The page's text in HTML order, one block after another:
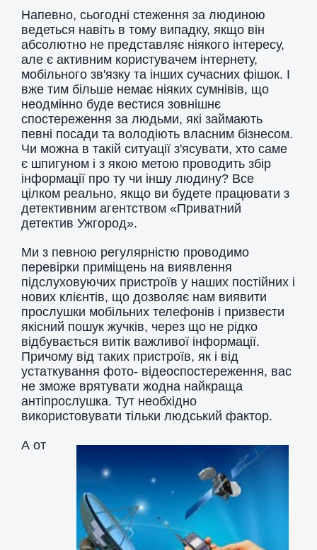
Напевно, сьогодні стеження за людиною
ведеться навіть в тому випадку, якщо він
абсолютно не представляє ніякого інтересу,
але є активним користувачем інтернету,
мобільного зв'язку та інших сучасних фішок. І
вже тим більше немає ніяких сумнівів, що
неодмінно буде вестися зовнішнє
спостереження за людьми, які займають
певні посади та володіють власним бізнесом.
Чи можна в такій ситуації з'ясувати, хто саме
є шпигуном і з якою метою проводить збір
інформації про ту чи іншу людину? Все
цілком реально, якщо ви будете працювати з
детективним агентством «Приватний
детектив Ужгород».
Ми з певною регулярністю проводимо
перевірки приміщень на виявлення
підслуховуючих пристроїв у наших постійних і
нових клієнтів, що дозволяє нам виявити
прослушки мобільних телефонів і призвести
якісний пошук жучків, через що не рідко
відбувається витік важливої ​​інформації.
Причому від таких пристроїв, як і від
устаткування фото- відеоспостереження, вас
не зможе врятувати жодна найкраща
антіпрослушка. Тут необхідно
використовувати тільки людський фактор.
А от